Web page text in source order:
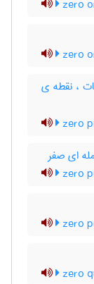
zero
zero
، نقطه ی
zero
ای صفر
zero
zero
zero